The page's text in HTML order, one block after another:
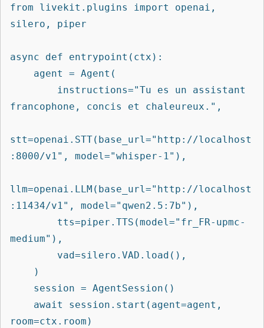
from livekit.plugins import openai,
silero, piper
async def entrypoint(ctx):
francophone, concis et chaleureux.",
stt=openai.STT(base_url="http://localhost
:8000/v1", model="whisper-1"),
llm=openai.LLM(base_url="http://localhost
:11434/v1", model="qwen2.5:7b"),
medium"),
room=ctx.room)